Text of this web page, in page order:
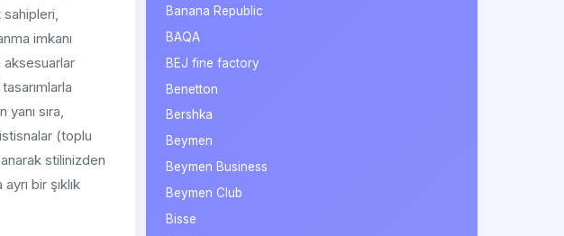
sahipleri,
imkanı
aksesuarlar
yanı sıra,
(toplu
stilinizden
bir şıklık
Banana Republic
BAQA
BEJ fine factory
Benetton
Bershka
Beymen
Beymen Business
Beymen Club
Bisse